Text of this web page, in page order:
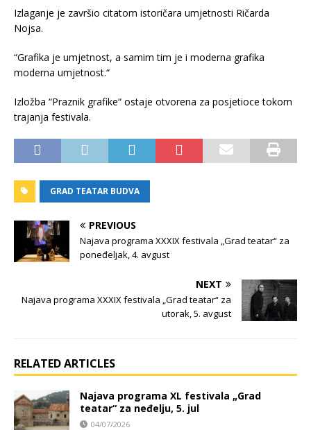
Izlaganje je završio citatom istoričara umjetnosti Ričarda
Nojsa.
“Grafika je umjetnost, a samim tim je i moderna grafika
moderna umjetnost.“
Izložba “Praznik grafike“ ostaje otvorena za posjetioce tokom
trajanja festivala.
GRAD TEATAR BUDVA
PREVIOUS
Najava programa XXXIX festivala „Grad teatar“ za
poneđeljak, 4. avgust
NEXT
Najava programa XXXIX festivala „Grad teatar“ za
utorak, 5. avgust
RELATED ARTICLES
Najava programa XL festivala „Grad
teatar“ za neđelju, 5. jul
04/07/2026